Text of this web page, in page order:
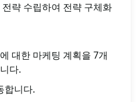
략 수립하여 전략 구체화
대한 마케팅 계획을 7개
다.
합니다.